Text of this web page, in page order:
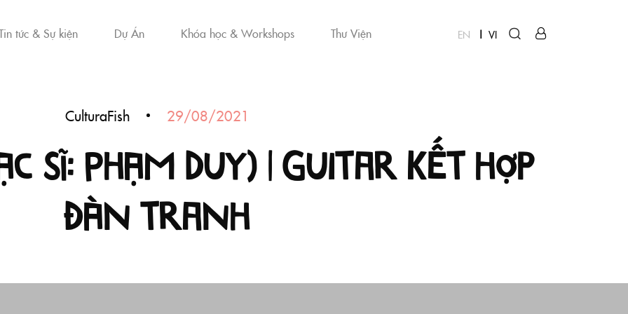
tức & Sự kiện Dự Án Khóa học & Workshops Thư Viện EN VI
CulturaFish 29/08/2021
sĩ: Phạm Duy) | Guitar kết hợp
đàn tranh